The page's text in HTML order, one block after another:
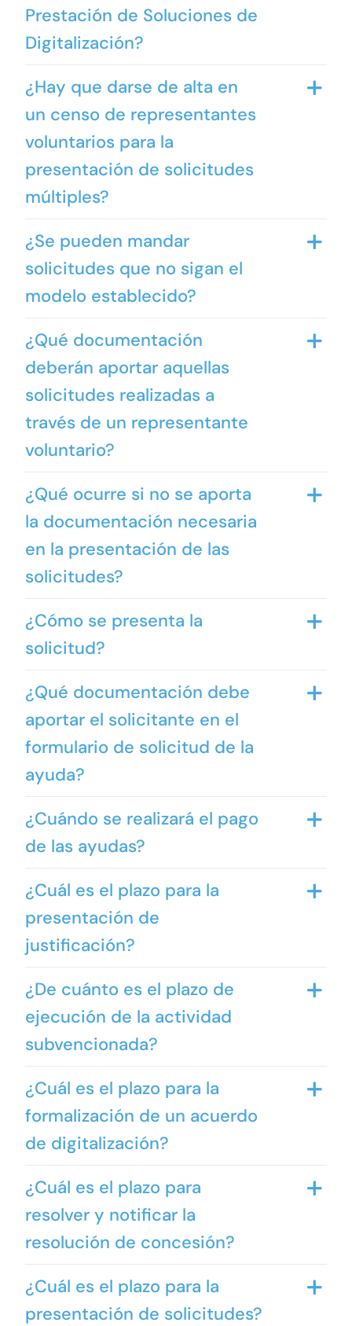
Prestación de Soluciones de
Digitalización?
¿Hay que darse de alta en
un censo de representantes
voluntarios para la
presentación de solicitudes
múltiples?
¿Se pueden mandar
solicitudes que no sigan el
modelo establecido?
¿Qué documentación
deberán aportar aquellas
solicitudes realizadas a
través de un representante
voluntario?
¿Qué ocurre si no se aporta
la documentación necesaria
en la presentación de las
solicitudes?
¿Cómo se presenta la
solicitud?
¿Qué documentación debe
aportar el solicitante en el
formulario de solicitud de la
ayuda?
¿Cuándo se realizará el pago
de las ayudas?
¿Cuál es el plazo para la
presentación de
justificación?
¿De cuánto es el plazo de
ejecución de la actividad
subvencionada?
¿Cuál es el plazo para la
formalización de un acuerdo
de digitalización?
¿Cuál es el plazo para
resolver y notificar la
resolución de concesión?
¿Cuál es el plazo para la
presentación de solicitudes?